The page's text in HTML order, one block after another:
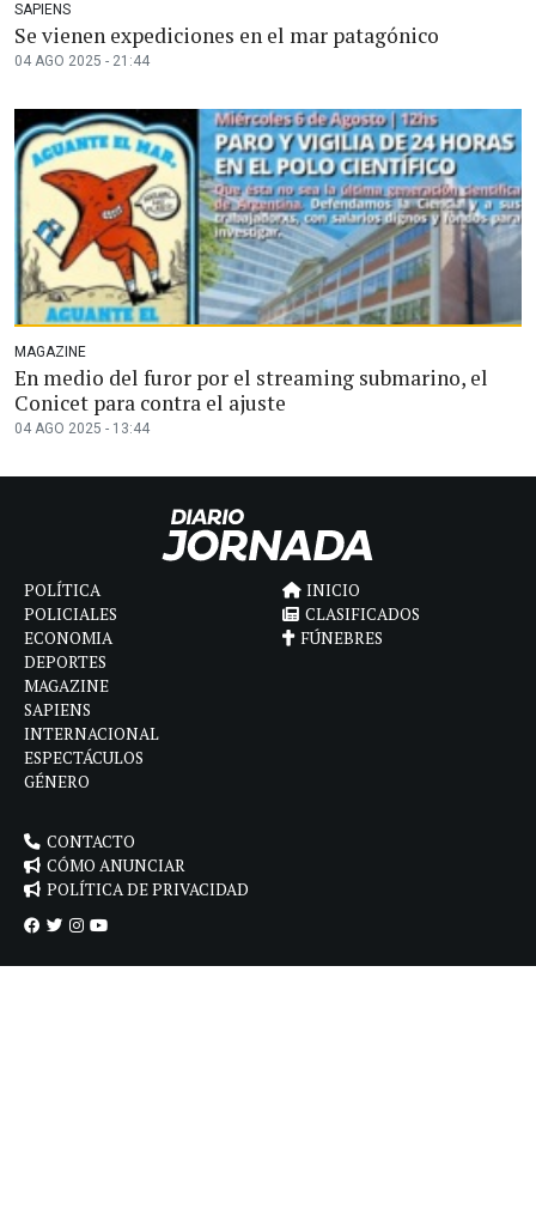
SAPIENS
Se vienen expediciones en el mar patagónico
04 AGO 2025 - 21:44
MAGAZINE
En medio del furor por el streaming submarino, el
Conicet para contra el ajuste
04 AGO 2025 - 13:44
POLÍTICA
POLICIALES
ECONOMIA
DEPORTES
MAGAZINE
SAPIENS
INTERNACIONAL
ESPECTÁCULOS
GÉNERO
INICIO
CLASIFICADOS
FÚNEBRES
CONTACTO
CÓMO ANUNCIAR
POLÍTICA DE PRIVACIDAD